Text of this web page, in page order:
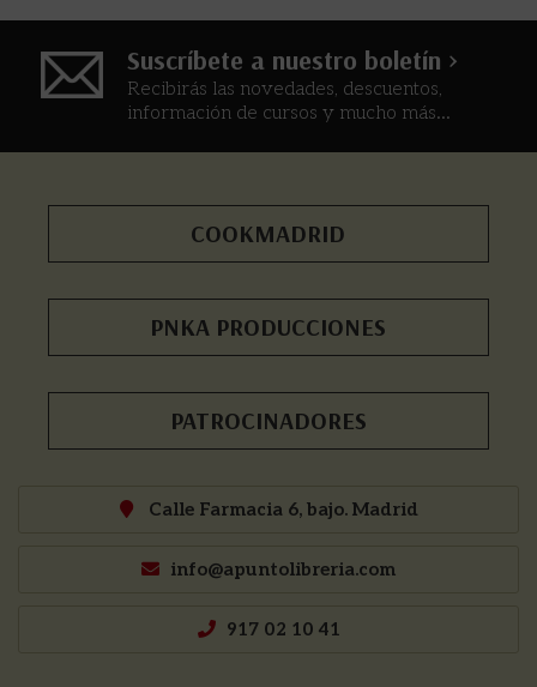
Suscríbete a nuestro boletín >
Recibirás las novedades, descuentos,
información de cursos y mucho más...
COOKMADRID
PNKA PRODUCCIONES
PATROCINADORES
Calle Farmacia 6, bajo. Madrid
info@apuntolibreria.com
917 02 10 41